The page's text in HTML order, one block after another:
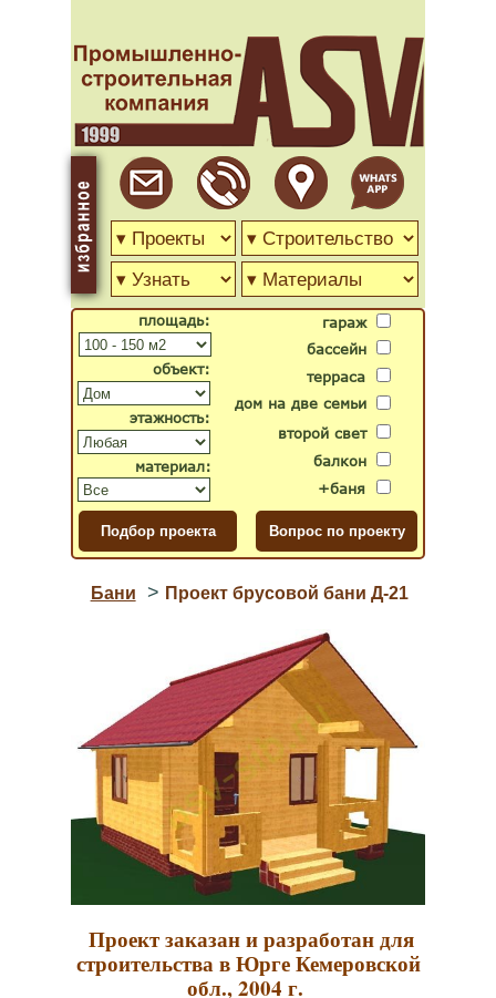
гараж
бассейн
второй свет
дом на две семьи
терраса
балкон
+баня
объект:
материал:
площадь:
этажность:
Бани > Проект брусовой бани Д-21
Проект заказан и разработан для
строительства в Юрге Кемеровской
обл., 2004 г.